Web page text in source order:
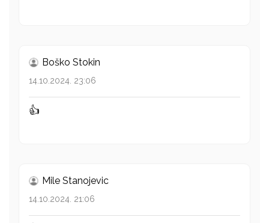
Boško Stokin
14.10.2024. 23:06
👍
Mile Stanojevic
14.10.2024. 21:06